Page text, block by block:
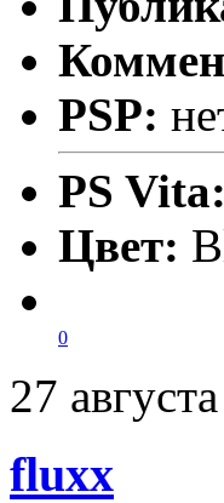
PSP:
PS Vita:
Цвет:
0
27
fluxx